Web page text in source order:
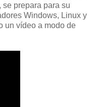
prepara para su
Windows, Linux y
un vídeo a modo de